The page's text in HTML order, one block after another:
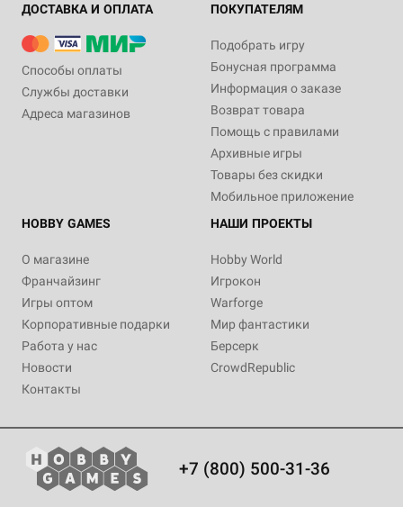
ДОСТАВКА И ОПЛАТА
Способы оплаты
Службы доставки
Адреса магазинов
ПОКУПАТЕЛЯМ
Подобрать игру
Бонусная программа
Информация о заказе
Возврат товара
Помощь с правилами
Архивные игры
Товары без скидки
Мобильное приложение
HOBBY GAMES
О магазине
Франчайзинг
Игры оптом
Корпоративные подарки
Работа у нас
Новости
Контакты
НАШИ ПРОЕКТЫ
Hobby World
Игрокон
Warforge
Мир фантастики
Берсерк
CrowdRepublic
+7 (800) 500-31-36